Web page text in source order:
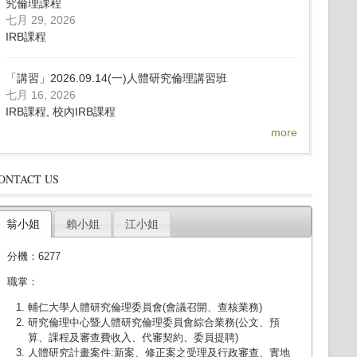
究倫理課程
七月 29, 2026
IRB課程
「講習」2026.09.14(一)人體研究倫理講習班
七月 16, 2026
IRB課程, 校內IRB課程
more
US
翁小姐 賴小姐 江小姐
分機：6277
職掌：
輔仁大學人體研究倫理委員會(會議召開、查核業務)
研究倫理中心暨人體研究倫理委員會綜合業務(公文、預
算、課程及審查費收入、代審契約、委員提聘)
人體研究計畫案件:新案、修正案之受理及行政審查、實地